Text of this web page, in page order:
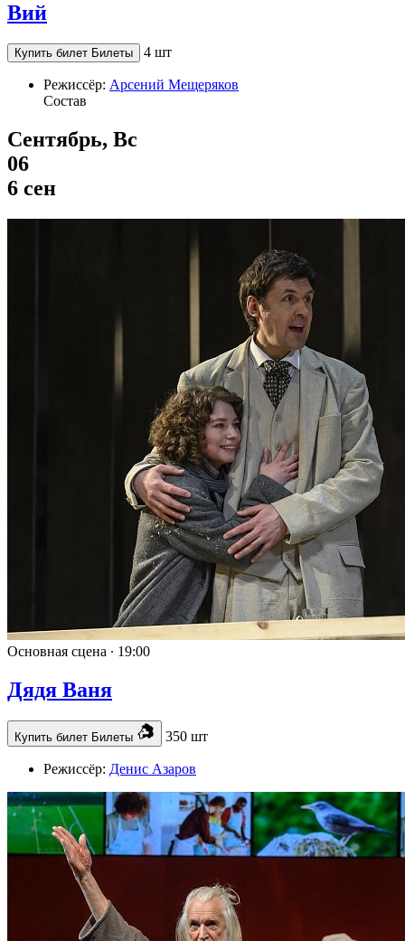
Вий
Купить билет Билеты 4 шт
Режиссёр: Арсений Мещеряков
Состав
Сентябрь, Вс
06
6 сен
Основная сцена ∙ 19:00
Дядя Ваня
Купить билет Билеты 350 шт
Режиссёр: Денис Азаров